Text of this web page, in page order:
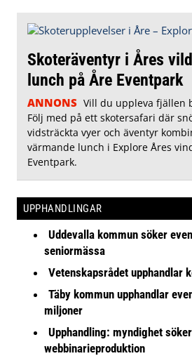
Skoteräventyr i Åres
lunch på Åre Eventpark
ANNONS Vill du uppleva fjällen
Följ med på ett skotersafari där
vidsträckta vyer och äventyr
värmande lunch i Explore Åres
Eventpark.
UPPHANDLINGAR
Uddevalla kommun söker
seniormässa
Vetenskapsrådet upphandlar
Täby kommun upphandlar
miljoner
Upphandling: myndighet
webbinarieproduktion